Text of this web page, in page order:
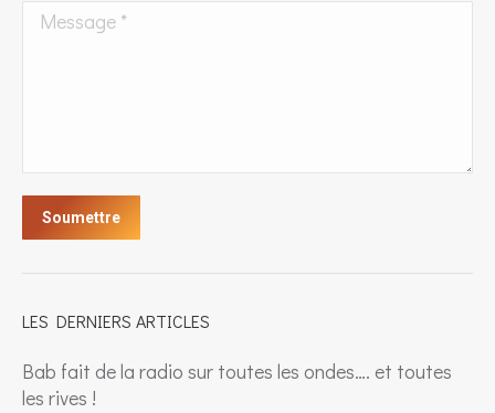
Message *
Soumettre
LES DERNIERS ARTICLES
Bab fait de la radio sur toutes les ondes…. et toutes
les rives !